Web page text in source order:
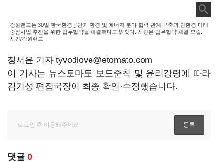
강원랜드는 30일 한국환경공단과 환경 및 에너지 분야 협력 관계 구축과 친환경 미래
중점사업 추진을 위한 업무협약을 체결했다고 밝혔다. 사진은 업무협약 체결 모습.
사진/강원랜드
정서윤 기자 tyvodlove@etomato.com
이 기사는 뉴스토마토 보도준칙 및 윤리강령에 따라
김기성 편집국장이 최종 확인·수정했습니다.
댓글 0